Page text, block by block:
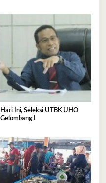
Hari Ini, Seleksi UTBK UHO
Gelombang I